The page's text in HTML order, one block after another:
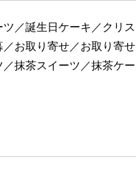
／誕生日ケーキ／クリス
お取り寄せ／お取り寄せ
抹茶スイーツ／抹茶ケー